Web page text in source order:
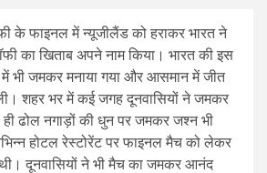
के फाइनल में न्यूजीलैंड को हराकर भारत ने
का खिताब अपने नाम किया। भारत की इस
भी जमकर मनाया गया और आसमान में जीत
शहर भर में कई जगह दूनवासियों ने जमकर
ढोल नगाड़ों की धुन पर जमकर जश्न भी
होटल रेस्टोरेंट पर फाइनल मैच को लेकर
थी। दूनवासियों ने भी मैच का जमकर आनंद